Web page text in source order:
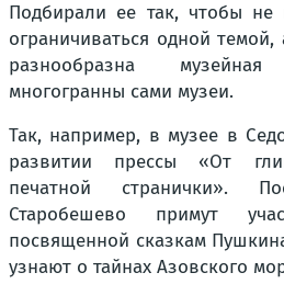
Подбирали ее так, чтобы не
ограничиваться одной темой,
разнообразна
многогранны сами музеи.
Так, например, в музее в
развитии прессы «От
печатной странички».
Старобешево примут
посвященной сказкам
узнают о тайнах Азовского